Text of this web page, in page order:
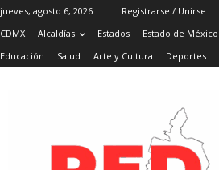
jueves, agosto 6, 2026
Registrarse / Unirse
CDMX
Alcaldías Estados Estado de México
Educación
Salud Arte y Cultura Deportes